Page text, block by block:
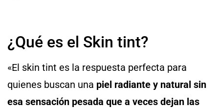
¿Qué es el Skin tint?
«El skin tint es la respuesta perfecta para
quienes buscan una piel radiante y natural sin
esa sensación pesada que a veces dejan las